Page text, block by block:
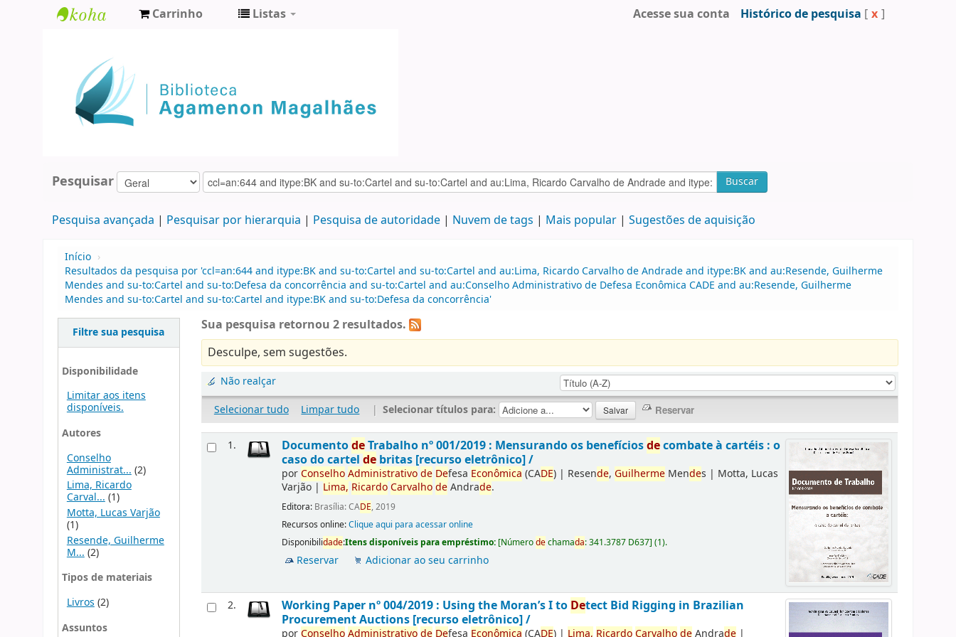
Agamenon
Magalhães
Carrinho Listas Acesse sua conta Histórico de pesquisa [ x ]
Pesquisar Buscar
Pesquisa avançada Pesquisar por hierarquia Pesquisa de autoridade Nuvem de tags Mais popular Sugestões de aquisição
Início ›
Resultados da pesquisa por 'ccl=an:644 and itype:BK and su-to:Cartel and su-to:Cartel and au:Lima, Ricardo Carvalho de Andrade and itype:BK and au:Resende, Guilherme
Mendes and su-to:Cartel and su-to:Defesa da concorrência and su-to:Cartel and au:Conselho Administrativo de Defesa Econômica CADE and au:Resende, Guilherme
Mendes and su-to:Cartel and su-to:Cartel and itype:BK and su-to:Defesa da concorrência'
Filtre sua pesquisa
Disponibilidade
Limitar aos itens
disponíveis.
Autores
Conselho
Administrat... (2)
Lima, Ricardo
Carval...(1)
Motta, Lucas Varjão
(1)
Resende, Guilherme
M... (2)
Tipos de materiais
Livros (2)
Assuntos
Sua pesquisa retornou 2 resultados.
Desculpe, sem sugestões.
Não realçar
Selecionar tudo
Limpar tudo | Selecionar títulos para:
1. DocumentodeTrabalho nº 001/2019 : Mensurando os benefíciosdecombate à cartéis : o
caso do cartelde britas [recurso eletrônico] /
porConselhoAdministrativode Defesa Econômica (CADE) | Resende,Guilherme Mendes | Motta, Lucas
Varjão | Lima, RicardoCarvalhodeAndrade.
Editora: Brasília: CADE, 2019
Recursos online:Clique aqui para acessar online
Disponibilidade:Itens disponíveis para empréstimo: [Númerodechamada:341.3787 D637](1).
Reservar Adicionar ao seu carrinho
2. Working Paper nº 004/2019 : Using the Moran’s I to Detect Bid Rigging in Brazilian
Procurement Auctions [recurso eletrônico] /